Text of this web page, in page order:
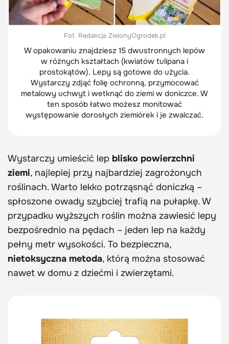
Fot. Redakcja ZielonyOgrodek.pl
W opakowaniu znajdziesz 15 dwustronnych lepów
w różnych kształtach (kwiatów tulipana i
prostokątów). Lepy są gotowe do użycia.
Wystarczy zdjąć folię ochronną, przymocować
metalowy uchwyt i wetknąć do ziemi w doniczce. W
ten sposób łatwo możesz monitować
występowanie dorosłych ziemiórek i je zwalczać.
Wystarczy umieścić lep blisko powierzchni
ziemi, najlepiej przy najbardziej zagrożonych
roślinach. Warto lekko potrząsnąć doniczką –
spłoszone owady szybciej trafią na pułapkę. W
przypadku wyższych roślin można zawiesić lepy
bezpośrednio na pędach – jeden lep na każdy
pełny metr wysokości. To bezpieczna,
nietoksyczna metoda, którą można stosować
nawet w domu z dziećmi i zwierzętami.